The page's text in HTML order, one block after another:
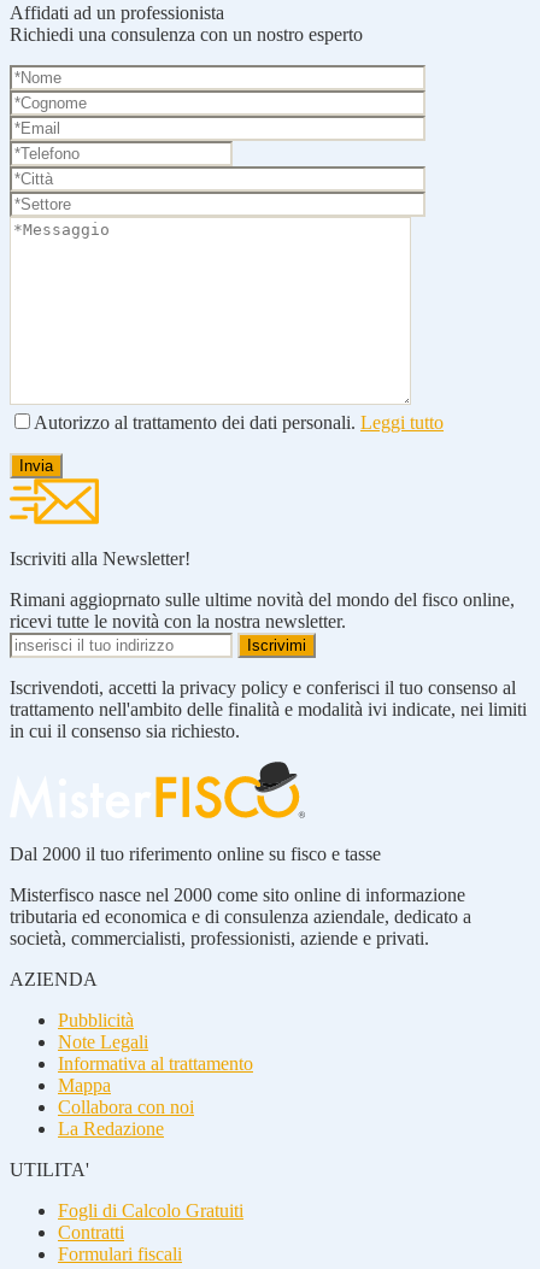
Affidati ad un professionista
Richiedi una consulenza con un nostro esperto
Autorizzo al trattamento dei dati personali. Leggi tutto
Iscriviti alla Newsletter!
Rimani aggioprnato sulle ultime novità del mondo del fisco online,
ricevi tutte le novità con la nostra newsletter.
Iscrivendoti, accetti la privacy policy e conferisci il tuo consenso al
trattamento nell'ambito delle finalità e modalità ivi indicate, nei limiti
in cui il consenso sia richiesto.
Dal 2000 il tuo riferimento online su fisco e tasse
Misterfisco nasce nel 2000 come sito online di informazione
tributaria ed economica e di consulenza aziendale, dedicato a
società, commercialisti, professionisti, aziende e privati.
AZIENDA
Pubblicità
Note Legali
Informativa al trattamento
Mappa
Collabora con noi
La Redazione
UTILITA'
Fogli di Calcolo Gratuiti
Contratti
Formulari fiscali